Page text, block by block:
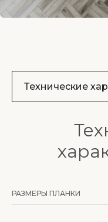
РАЗМЕРЫ ПЛАНКИ